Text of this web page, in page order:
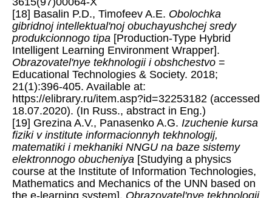
[18] Basalin P.D., Timofeev A.E. Obolochka
gibridnoj intellektual'noj obuchayushchej sredy
produkcionnogo tipa [Production-Type Hybrid
Intelligent Learning Environment Wrapper].
Obrazovatel'nye tekhnologii i obshchestvo =
Educational Technologies & Society. 2018;
21(1):396-405. Available at:
https://elibrary.ru/item.asp?id=32253182 (accessed
18.07.2020). (In Russ., abstract in Eng.)
[19] Grezina A.V., Panasenko A.G. Izuchenie kursa
fiziki v institute informacionnyh tekhnologij,
matematiki i mekhaniki NNGU na baze sistemy
elektronnogo obucheniya [Studying a physics
course at the Institute of Information Technologies,
Mathematics and Mechanics of the UNN based on